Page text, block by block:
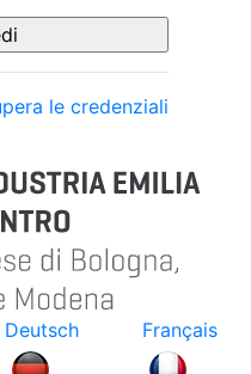
le credenziali
Deutsch Français